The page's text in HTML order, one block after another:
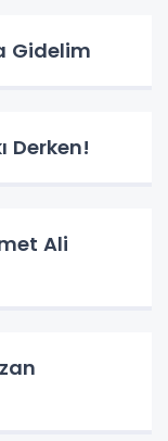
Gidelim
Derken!
Ali